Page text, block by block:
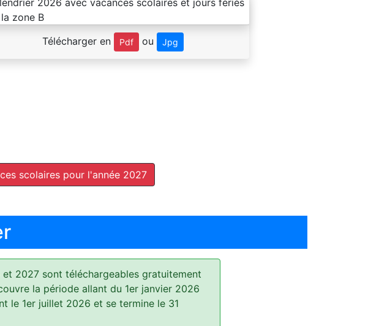
Télécharger en Pdf ou Jpg
scolaires pour l'année 2027
et 2027 sont téléchargeables gratuitement
la période allant du 1er janvier 2026
le 1er juillet 2026 et se termine le 31